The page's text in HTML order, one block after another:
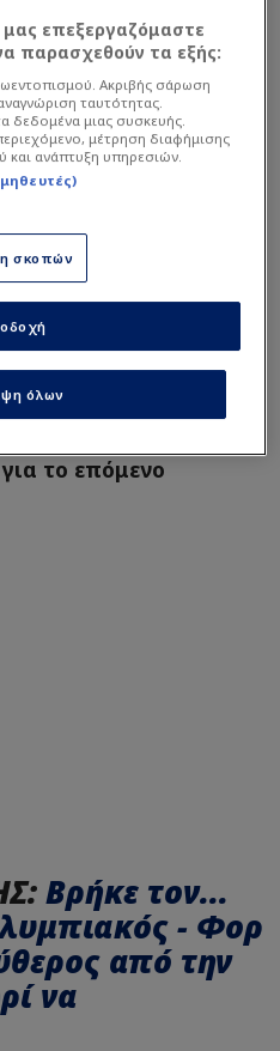
στο... παιχνίδι έχει
Φόρεστ που θέλει να
και δεύτερη
αναφέρει πως ο
Φράνσις
το επόμενο
Βρήκε τον...
- Φορ
από την
να
μας επεξεργαζόμαστε
παρασχεθούν τα εξής:
Ακριβής σάρωση
ταυτότητας.
δεδομένα μιας συσκευής.
μέτρηση διαφήμισης
και ανάπτυξη υπηρεσιών.
σκοπών
όλων